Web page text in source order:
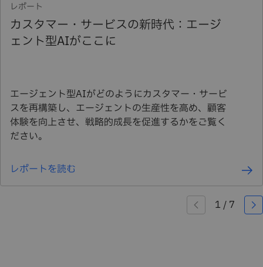
レポート
カスタマー・サービスの新時代：エージ
ェント型AIがここに
エージェント型AIがどのようにカスタマー・サービ
スを再構築し、エージェントの生産性を高め、顧客
体験を向上させ、戦略的成長を促進するかをご覧く
ださい。
レポートを読む